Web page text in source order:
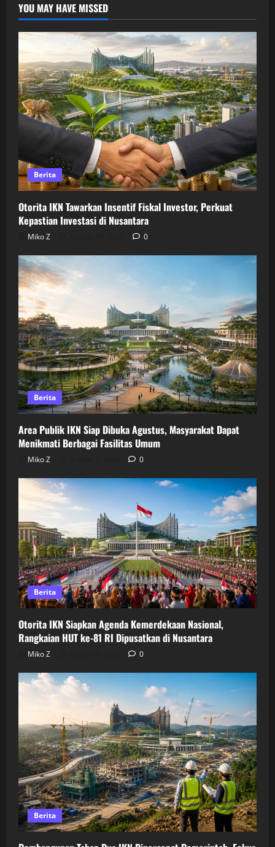
YOU MAY HAVE MISSED
Berita
Otorita IKN Tawarkan Insentif Fiskal Investor, Perkuat
Kepastian Investasi di Nusantara
Miko Z 0
Berita
Area Publik IKN Siap Dibuka Agustus, Masyarakat Dapat
Menikmati Berbagai Fasilitas Umum
Miko Z 0
Berita
Otorita IKN Siapkan Agenda Kemerdekaan Nasional,
Rangkaian HUT ke-81 RI Dipusatkan di Nusantara
Miko Z 0
Berita